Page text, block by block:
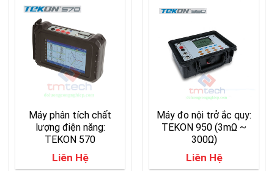
Máy phân tích chất
lượng điện năng:
TEKON 570
Liên Hệ
Máy đo nội trở ắc quy:
TEKON 950 (3mΩ ~
300Ω)
Liên Hệ